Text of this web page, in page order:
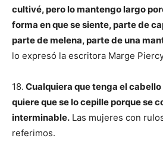
cultivé, pero lo mantengo largo
forma en que se siente, parte de
parte de melena, parte de una
lo expresó la escritora Marge
18. Cualquiera que tenga el
quiere que se lo cepille porque se
interminable. Las mujeres con
referimos.